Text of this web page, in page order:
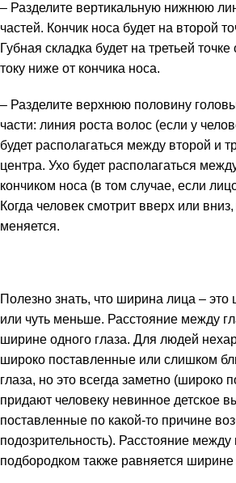
– Разделите вертикальную нижнюю
частей. Кончик носа будет на второй
Губная складка будет на третьей
току ниже от кончика носа.
– Разделите верхнюю половину
части: линия роста волос (если у
будет располагаться между второй и
центра. Ухо будет располагаться
кончиком носа (в том случае, если
Когда человек смотрит вверх или
меняется.
Полезно знать, что ширина лица – это
или чуть меньше. Расстояние между
ширине одного глаза. Для людей
широко поставленные или слишком
глаза, но это всегда заметно (широко
придают человеку невинное детское
поставленные по какой-то причине
подозрительность). Расстояние между
подбородком также равняется ширине